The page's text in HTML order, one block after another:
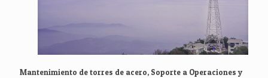
Mantenimiento de torres de acero, Soporte a Operaciones y